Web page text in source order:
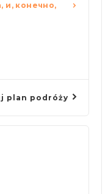
и, конечно,
plan podróży